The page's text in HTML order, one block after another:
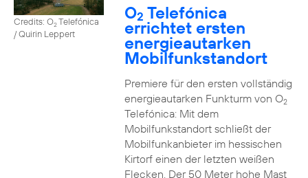
Credits: O2Telefónica
/ Quirin Leppert
O2 Telefónica
errichtet ersten
energieautarken
Mobilfunkstandort
Premiere für den ersten vollständig
energieautarken Funkturm von O2
Telefónica: Mit dem
Mobilfunkstandort schließt der
Mobilfunkanbieter im hessischen
Kirtorf einen der letzten weißen
Flecken. Der 50 Meter hohe Mast